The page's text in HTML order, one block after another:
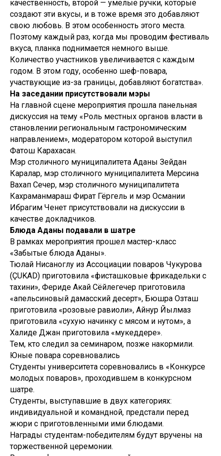
качественность, второй — умелые ручки, которые
создают эти вкусы, и в тоже время это добавляют
свою любовь. В этом особенность этого места.
Поэтому каждый раз, когда мы проводим фестиваль
вкуса, планка поднимается немного выше.
Количество участников увеличивается с каждым
годом. В этом году, особенно шеф-повара,
участвующие из-за границы, добавляют богатства».
На заседании присутствовали мэры
На главной сцене мероприятия прошла панельная
дискуссия на тему «Роль местных органов власти в
становлении региональным гастрономическим
направлением», модератором которой выступил
Фатош Карахасан.
Мэр столичного муниципалитета Аданы Зейдан
Каралар, мэр столичного муниципалитета Мерсина
Вахап Сечер, мэр столичного муниципалитета
Кахраманмараш Фират Гёргель и мэр Османии
Ибрагим Ченет присутствовали на дискуссии в
качестве докладчиков.
Блюда Аданы подавали в шатре
В рамках мероприятия прошел мастер-класс
«Забытые блюда Аданы».
Тюлай Нисаноглу из Ассоциации поваров Чукурова
(ÇUKAD) приготовила «фисташковые фрикадельки с
тахини», Фериде Акай Сёйлегечер приготовила
«апельсиновый дамасский десерт», Бюшра Озташ
приготовила «розовые равиоли», Айнур Йылмаз
приготовила «сухую начинку с мясом и нутом», а
Халиде Джан приготовила «мукеддере».
Тем, кто следил за семинаром, позже накормили.
Юные повара соревновались
Студенты университета соревновались в «Конкурсе
молодых поваров», проходившем в конкурсном
шатре.
Студенты, выступавшие в двух категориях:
индивидуальной и командной, предстали перед
жюри с приготовленными ими блюдами.
Награды студентам-победителям будут вручены на
торжественной церемонии.